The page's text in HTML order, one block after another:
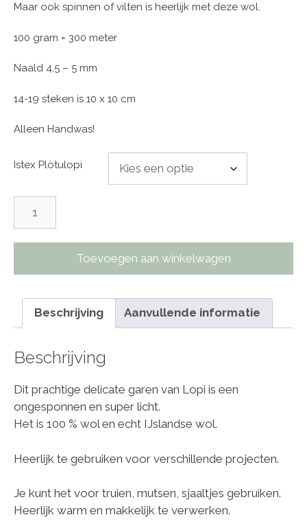
Maar ook spinnen of vilten is heerlijk met deze wol.
100 gram = 300 meter
Naald 4,5 – 5 mm
14-19 steken is 10 x 10 cm
Alleen Handwas!
Istex Plötulopi
Toevoegen aan winkelwagen
Beschrijving Aanvullende informatie
Beschrijving
Dit prachtige delicate garen van Lopi is een
ongesponnen en super licht.
Het is 100 % wol en echt IJslandse wol.
Heerlijk te gebruiken voor verschillende projecten.
Je kunt het voor truien, mutsen, sjaaltjes gebruiken.
Heerlijk warm en makkelijk te verwerken.